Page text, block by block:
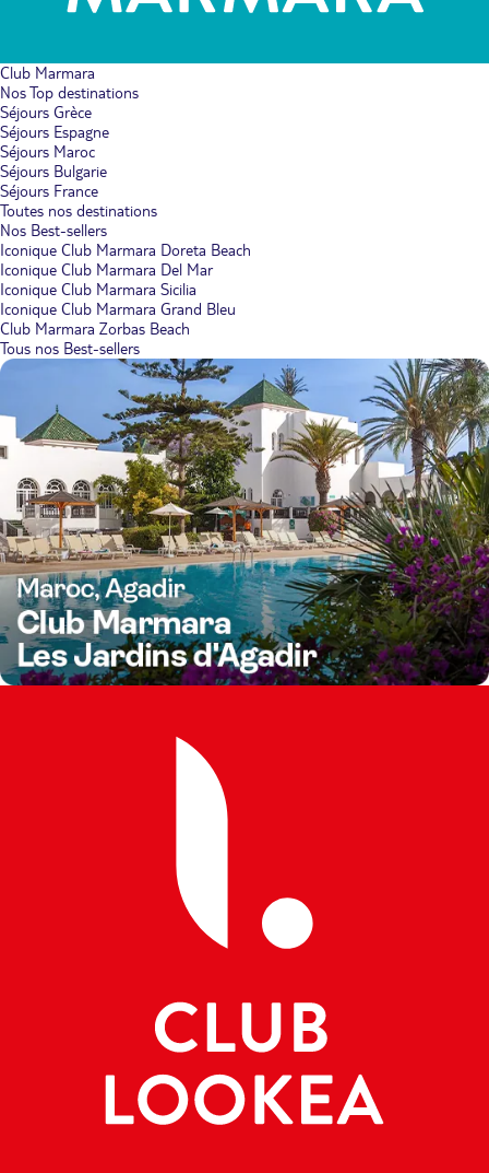
Club Marmara
Nos Top destinations
Séjours Grèce
Séjours Espagne
Séjours Maroc
Séjours Bulgarie
Séjours France
Toutes nos destinations
Nos Best-sellers
Iconique Club Marmara Doreta Beach
Iconique Club Marmara Del Mar
Iconique Club Marmara Sicilia
Iconique Club Marmara Grand Bleu
Club Marmara Zorbas Beach
Tous nos Best-sellers